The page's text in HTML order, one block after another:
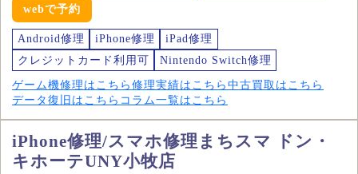
webで予約
Android修理 iPhone修理
iPad修理
クレジットカード利用可
Nintendo Switch修理
ゲーム機修理はこちら 修理実績はこちら 中古買取はこちら
データ復旧はこちら コラム一覧はこちら
iPhone修理/スマホ修理まちスマ ドン・
キホーテUNY小牧店